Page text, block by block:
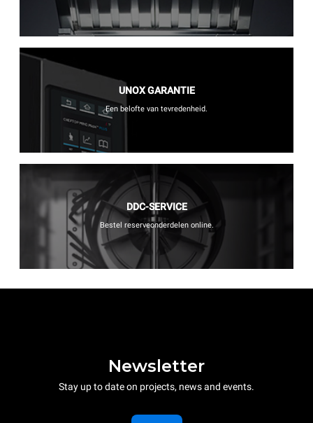
UNOX GARANTIE
Een belofte van tevredenheid.
DDC-SERVICE
Bestel reserveonderdelen online.
Newsletter
Stay up to date on projects, news and events.